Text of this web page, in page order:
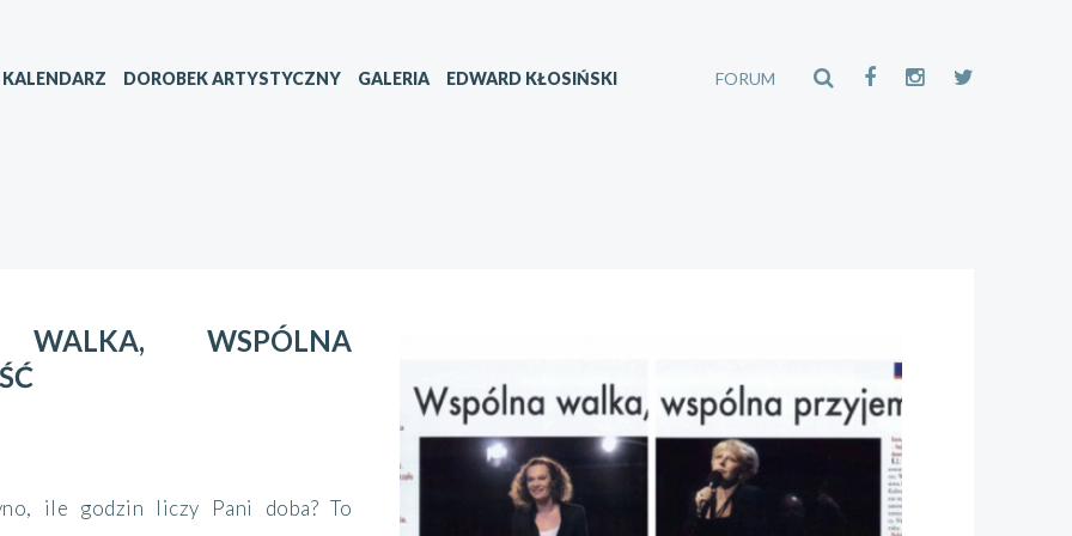
FORUM
KALENDARZ DOROBEK ARTYSTYCZNY GALERIA EDWARD KŁOSIŃSKI
WALKA, WSPÓLNA
ile godzin liczy Pani doba? To